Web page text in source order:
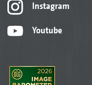
Instagram
Youtube